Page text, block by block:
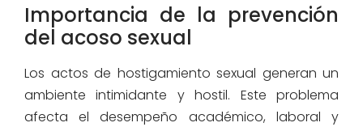
Importancia de la prevención
del acoso sexual
Los actos de hostigamiento sexual generan un
ambiente intimidante y hostil. Este problema
afecta el desempeño académico, laboral y